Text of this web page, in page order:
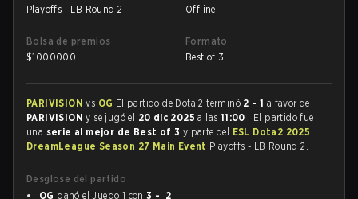
Playoffs - LB Round 2
Offline
Bolsa de premios
$1000000
Formato
Best of 3
PARIVISIONvs OG El partido de Dota 2 terminó 2 - 1 a favor de
PARIVISIONy se jugó el 20 dic 2025a las 11:00 . El partido fue
una serie al mejor de Best of 3 y parte del ESL Dota2 2025
DreamLeague Season 27 Main Event Playoffs - LB Round 2.
Desglose del partido
OG ganó el Juego 1 con3 - 2